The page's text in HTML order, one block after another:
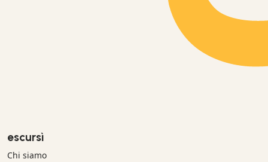
escursì
Chi siamo